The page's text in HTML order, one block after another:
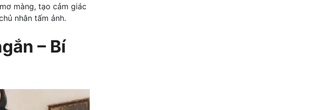
màng, tạo cảm giác
nhân tấm ảnh.
– Bí